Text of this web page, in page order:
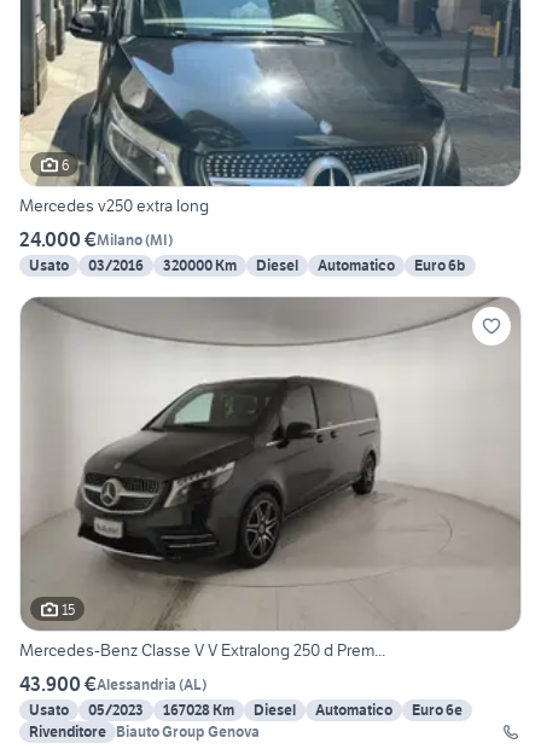
6
Mercedes v250 extra long
24.000 €Milano(MI)
Usato
03/2016 320000 Km Diesel Automatico Euro 6b
15
Mercedes-Benz Classe V V Extralong 250 d Prem...
43.900 €Alessandria (AL)
Usato
05/2023 167028 Km Diesel Automatico
Euro 6e
Rivenditore Biauto Group Genova